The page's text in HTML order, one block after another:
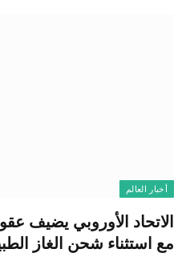
أخبار العالم
الاتحاد الأوروبي يضيف
مع استثناء شحن الغاز